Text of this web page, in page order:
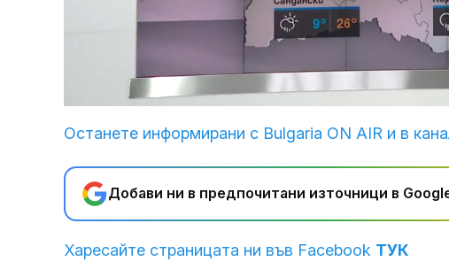
Unmute Loaded:
Останете информирани с Bulgaria ON AIR и в
Добави ни в предпочитани източници в
Харесайте страницата ни във Facebook ТУК